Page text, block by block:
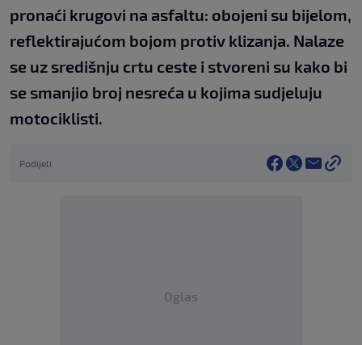
pronaći krugovi na asfaltu: obojeni su bijelom,
reflektirajućom bojom protiv klizanja. Nalaze
se uz središnju crtu ceste i stvoreni su kako bi
se smanjio broj nesreća u kojima sudjeluju
motociklisti.
Podijeli
Oglas